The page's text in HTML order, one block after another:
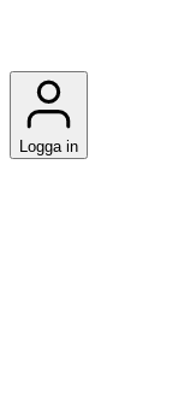
Logga in